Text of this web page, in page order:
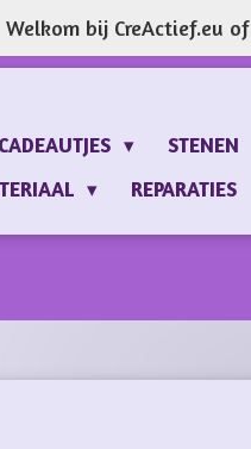
Welkom bij CreActief.eu of
CADEAUTJES STENEN
REPARATIES